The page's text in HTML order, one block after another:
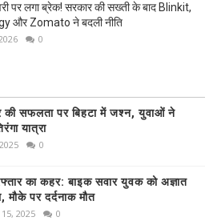
पर लगा ब्रेक! सरकार की सख्ती के बाद Blinkit,
और Zomato ने बदली नीति
0
सफलता पर बिहटा में जश्न, युवाओं ने
यात्रा
0
का कहर: बाइक सवार युवक को अज्ञात
मौके पर दर्दनाक मौत
15, 2025 0